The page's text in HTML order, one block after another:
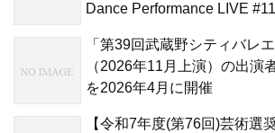
Dance Performance LIVE
「第39回武蔵野シティバレ
（2026年11月上演）の出演
を2026年4月に開催
【令和7年度(第76回)芸術選